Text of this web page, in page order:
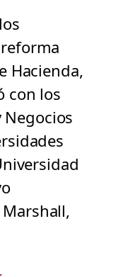
Hacienda,
con los
Negocios